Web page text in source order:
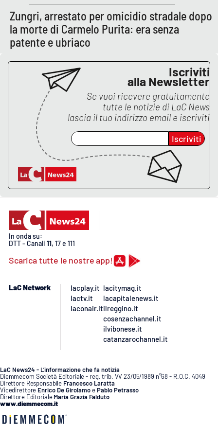
Buona Sanità Calabria
LA
Destinazioni
Storie
LAC
NETWORK
Lacplay.it
Lactv.it
Laconair.it
Lacitymag.it
Lacapitalenews.it
Ilvibonese.it
Catanzarochannel.it
Zungri, arrestato per omicidio stradale dopo
la morte di Carmelo Purita: era senza
patente e ubriaco
Iscriviti
alla Newsletter
Se vuoi ricevere gratuitamente
tutte le notizie di LaC News
lascia il tuo indirizzo email e iscriviti
Iscriviti
In onda su:
DTT - Canali 11, 17 e 111
Scarica tutte le nostre app!
LaC Network
lacplay.it
lactv.it
laconair.it
lacitymag.it
lacapitalenews.it
ilreggino.it
cosenzachannel.it
ilvibonese.it
catanzarochannel.it
LaC News24 - L’informazione che fa notizia
Diemmecom Società Editoriale - reg. trib. VV 23/05/1989 n°68 - R.O.C. 4049
Direttore Responsabile Francesco Laratta
Vicedirettore Enrico De GirolamoePablo Petrasso
Direttore Editoriale Maria Grazia Falduto
www.diemmecom.it